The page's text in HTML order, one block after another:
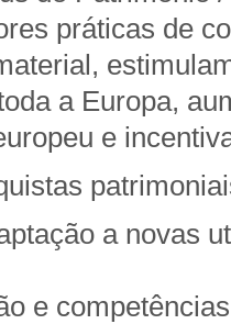
práticas de
a Europa,
e
a novas
e competências